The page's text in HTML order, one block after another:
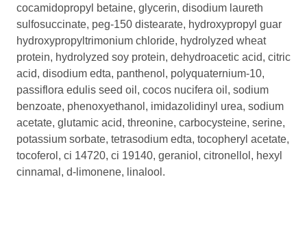
betaine, glycerin, disodium laureth sulfosuccinate, peg-
150 distearate, hydroxypropyl guar
hydroxypropyltrimonium chloride, hydrolyzed wheat
protein, hydrolyzed soy protein, dehydroacetic acid, citric
acid, disodium edta, panthenol, polyquaternium-10,
passiflora edulis seed oil, cocos nucifera oil, sodium
benzoate, phenoxyethanol, imidazolidinyl urea, sodium
acetate, glutamic acid, threonine, carbocysteine, serine,
potassium sorbate, tetrasodium edta, tocopheryl acetate,
tocoferol, ci 14720, ci 19140, geraniol, citronellol, hexyl
cinnamal, d-limonene, linalool.